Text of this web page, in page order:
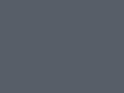
SPAIN PARA SAMSUNG